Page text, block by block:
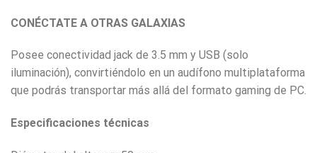
CONÉCTATE A OTRAS GALAXIAS
Posee conectividad jack de 3.5 mm y USB (solo
iluminación), convirtiéndolo en un audífono multiplataforma
que podrás transportar más allá del formato gaming de PC.
Especificaciones técnicas